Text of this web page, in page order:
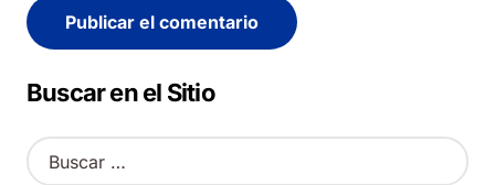
Alternative:
Buscar en el Sitio
B
u